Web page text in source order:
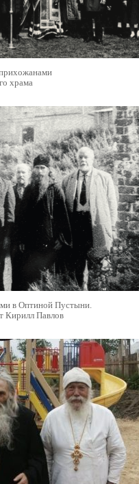
храма
в Оптиной Пустыни.
Кирилл Павлов